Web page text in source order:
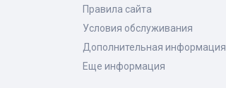
Правила сайта
Условия обслуживания
Дополнительная информация
Еще информация